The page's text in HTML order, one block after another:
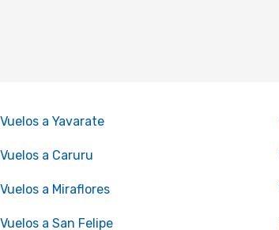
Vuelos a Yavarate
Vuelos a Caruru
Vuelos a Miraflores
Vuelos a San Felipe